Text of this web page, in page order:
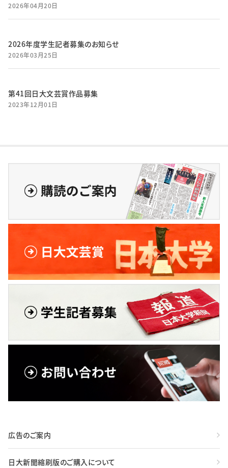
2026年04月20日
2026年度学生記者募集のお知らせ
2026年03月25日
第41回日大文芸賞作品募集
2023年12月01日
広告のご案内
日大新聞縮刷版のご購入について